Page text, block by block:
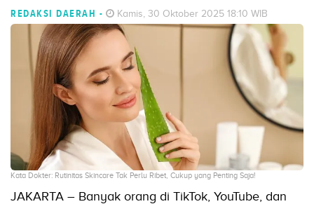
REDAKSI DAERAH - Kamis, 30 Oktober 2025 18:10 WIB
Kata Dokter: Rutinitas Skincare Tak Perlu Ribet, Cukup yang Penting Saja!
JAKARTA – Banyak orang di TikTok, YouTube, dan